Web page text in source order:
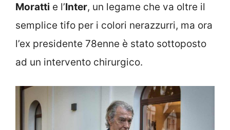
Moratti e l’Inter, un legame che va oltre il
semplice tifo per i colori nerazzurri, ma ora
l’ex presidente 78enne è stato sottoposto
ad un intervento chirurgico.